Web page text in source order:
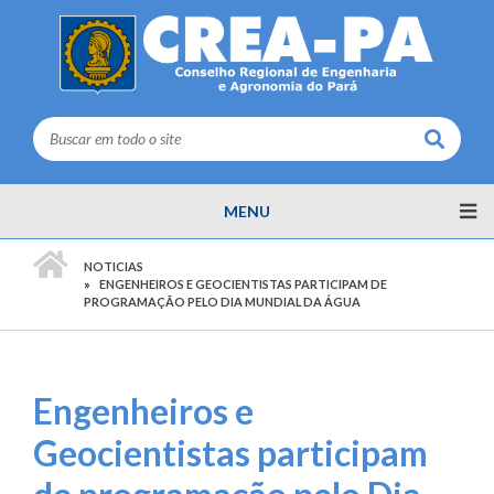
Buscar
MENU
NOTICIAS
ENGENHEIROS E GEOCIENTISTAS PARTICIPAM DE
PROGRAMAÇÃO PELO DIA MUNDIAL DA ÁGUA
Engenheiros e
Geocientistas participam